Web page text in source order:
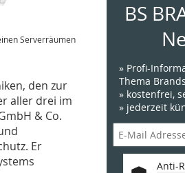
Serverräumen
den zur
aller drei im
& Co.
Er
BS
» Profi-
Thema
» kostenfrei,
» jederzeit
Anti-